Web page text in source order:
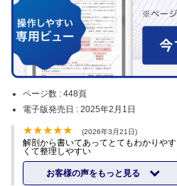
ページ数 : 448頁
電子版発売日 : 2025年2月1日
(2026年3月21日)
解剖から書いてあってとてもわかりや
くて整理しやすい
お客様の声をもっと見る